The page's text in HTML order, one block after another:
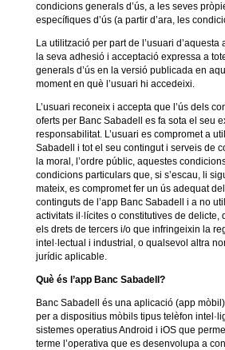
condicions generals d’ús, a les seves
específiques d’ús (a partir d’ara, les
La utilització per part de l’usuari
la seva adhesió i acceptació expressa a
generals d’ús en la versió publicada en
moment en què l’usuari hi accedeixi.
L’usuari reconeix i accepta que l’ús dels
oferts per Banc Sabadell es fa sota el seu
responsabilitat. L’usuari es compromet a
Sabadell i tot el seu contingut i serveis de
la moral, l’ordre públic, aquestes
condicions particulars que, si s’escau, li
mateix, es compromet fer un ús adequat
continguts de l’app Banc Sabadell i a no
activitats il·lícites o constitutives de delicte,
els drets de tercers i/o que infringeixin la
intel·lectual i industrial, o qualsevol altra
jurídic aplicable.
Què és l’app Banc Sabadell?
Banc Sabadell és una aplicació (app
per a dispositius mòbils tipus telèfon
sistemes operatius Android i iOS que
terme l’operativa que es desenvolupa a